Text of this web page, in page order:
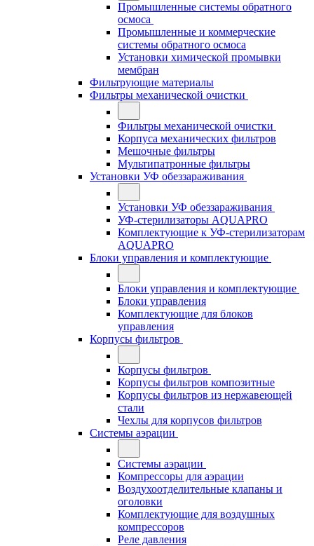
Промышленные системы обратного
осмоса
Промышленные и коммерческие
системы обратного осмоса
Установки химической промывки
мембран
Фильтрующие материалы
Фильтры механической очистки
Фильтры механической очистки
Корпуса механических фильтров
Мешочные фильтры
Мультипатронные фильтры
Установки УФ обеззараживания
Установки УФ обеззараживания
УФ-стерилизаторы AQUAPRO
Комплектующие к УФ-стерилизаторам
AQUAPRO
Блоки управления и комплектующие
Блоки управления и комплектующие
Блоки управления
Комплектующие для блоков
управления
Корпусы фильтров
Корпусы фильтров
Корпусы фильтров композитные
Корпусы фильтров из нержавеющей
стали
Чехлы для корпусов фильтров
Системы аэрации
Системы аэрации
Компрессоры для аэрации
Воздухоотделительные клапаны и
оголовки
Комплектующие для воздушных
компрессоров
Реле давления